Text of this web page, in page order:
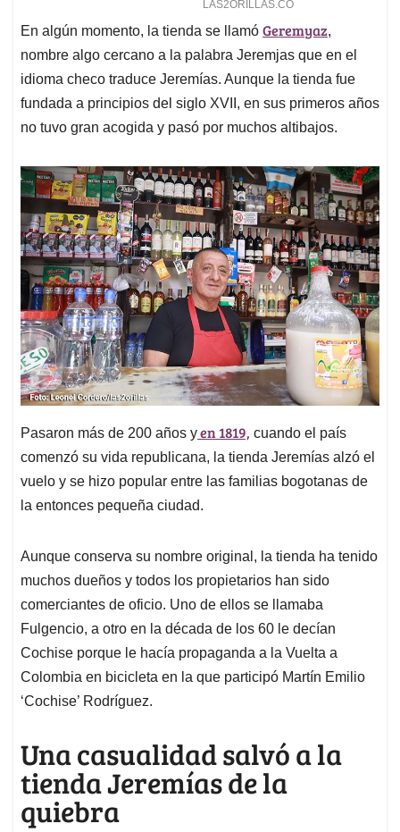
En algún momento, la tienda se llamó Geremyaz,
nombre algo cercano a la palabra Jeremjas que en el
idioma checo traduce Jeremías. Aunque la tienda fue
fundada a principios del siglo XVII, en sus primeros años
no tuvo gran acogida y pasó por muchos altibajos.
Pasaron más de 200 años yen 1819, cuando el país
comenzó su vida republicana, la tienda Jeremías alzó el
vuelo y se hizo popular entre las familias bogotanas de
la entonces pequeña ciudad.
Aunque conserva su nombre original, la tienda ha tenido
muchos dueños y todos los propietarios han sido
comerciantes de oficio. Uno de ellos se llamaba
Fulgencio, a otro en la década de los 60 le decían
Cochise porque le hacía propaganda a la Vuelta a
Colombia en bicicleta en la que participó Martín Emilio
‘Cochise’ Rodríguez.
Una casualidad salvó a la
tienda Jeremías de la
quiebra